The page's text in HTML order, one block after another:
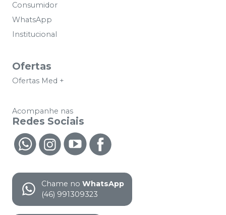
Consumidor
WhatsApp
Institucional
Ofertas
Ofertas Med +
Acompanhe nas
Redes Sociais
Chame no WhatsApp
(46) 991309323